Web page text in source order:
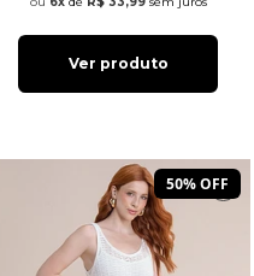
Ver produto
50% OFF